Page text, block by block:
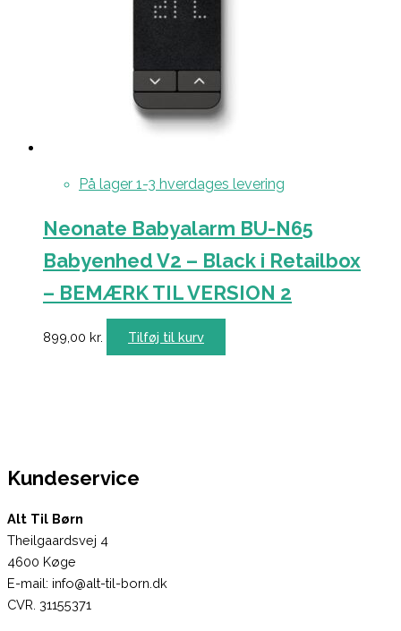
På lager 1-3 hverdages levering
Neonate Babyalarm BU-N65
Babyenhed V2 – Black i Retailbox
– BEMÆRK TIL VERSION 2
899,00 kr. Tilføj til kurv
Kundeservice
Alt Til Børn
Theilgaardsvej 4
4600 Køge
E-mail: info@alt-til-born.dk
CVR. 31155371